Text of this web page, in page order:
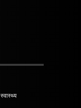
स्वास्थ्य